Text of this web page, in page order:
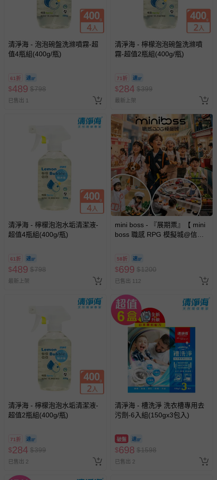
清淨海 - 泡泡碗盤洗滌噴霧-超
值4瓶組(400g/瓶)
61折
$489 $798
已售出 1
清淨海 - 檸檬泡泡碗盤洗滌噴
霧-超值2瓶組(400g/瓶)
71折
$284 $399
最新上架
清淨海 - 檸檬泡泡水垢清潔液-
超值4瓶組(400g/瓶)
61折
$489 $798
最新上架
mini boss - 『展期票』【 mini
boss 職感 RPG 模擬城@信義
換，依現場梯次安排入場，逾
期作廢) (兒童票(2歲以上)贈一
名陪伴成人)
58折
$699 $1200
已售出 112
清淨海 - 檸檬泡泡水垢清潔液-
超值2瓶組(400g/瓶)
71折
$284 $399
已售出 2
清淨海 - 槽洗淨 洗衣槽專用去
污劑-6入組(150gx3包入)
破盤
$698 $1598
已售出 2